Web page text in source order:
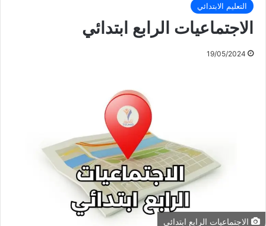
التعليم الابتدائي
الاجتماعيات الرابع ابتدائي
19/05/2024
الاجتماعيات الرابع ابتدائي